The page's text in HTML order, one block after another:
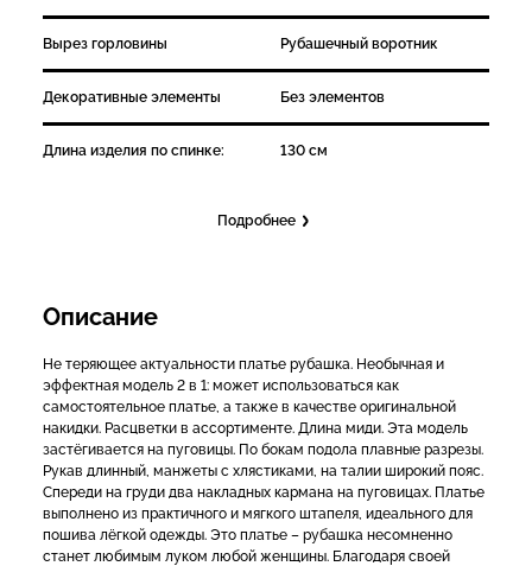
Вырез горловины Рубашечный воротник
Декоративные элементы Без элементов
Длина изделия по спинке: 130 см
Подробнее
Описание
Не теряющее актуальности платье рубашка. Необычная и
эффектная модель 2 в 1: может использоваться как
самостоятельное платье, а также в качестве оригинальной
накидки. Расцветки в ассортименте. Длина миди. Эта модель
застёгивается на пуговицы. По бокам подола плавные разрезы.
Рукав длинный, манжеты с хлястиками, на талии широкий пояс.
Спереди на груди два накладных кармана на пуговицах. Платье
выполнено из практичного и мягкого штапеля, идеального для
пошива лёгкой одежды. Это платье – рубашка несомненно
станет любимым луком любой женщины. Благодаря своей